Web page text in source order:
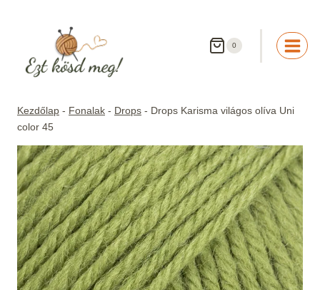
0
Kezdőlap - Fonalak - Drops - Drops Karisma világos olíva Uni
color 45